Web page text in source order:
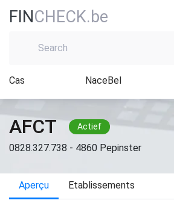
FINCHECK.be
Cas NaceBel
AFCT Actief
0828.327.738 - 4860 Pepinster
Aperçu Etablissements